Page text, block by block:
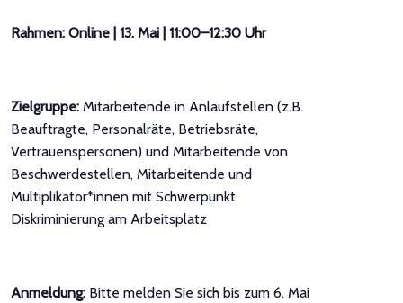
Rahmen: Online | 13. Mai | 11:00–12:30 Uhr
Zielgruppe: Mitarbeitende in Anlaufstellen (z.B.
Beauftragte, Personalräte, Betriebsräte,
Vertrauenspersonen) und Mitarbeitende von
Beschwerdestellen, Mitarbeitende und
Multiplikator*innen mit Schwerpunkt
Diskriminierung am Arbeitsplatz
Anmeldung: Bitte melden Sie sich bis zum 6. Mai